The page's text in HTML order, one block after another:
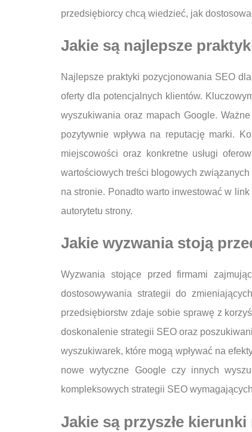
przedsiębiorcy chcą wiedzieć, jak
Jakie są najlepsze
Najlepsze praktyki pozycjonowania SEO
oferty dla potencjalnych klientów.
wyszukiwania oraz mapach Google.
pozytywnie wpływa na reputację marki.
miejscowości oraz konkretne usługi
wartościowych treści blogowych
na stronie. Ponadto warto inwestować w
autorytetu strony.
Jakie wyzwania stoją
Wyzwania stojące przed firmami
dostosowywania strategii do
przedsiębiorstw zdaje sobie sprawę z
doskonalenie strategii SEO oraz
wyszukiwarek, które mogą wpływać na
nowe wytyczne Google czy innych
kompleksowych strategii SEO
Jakie są przyszłe